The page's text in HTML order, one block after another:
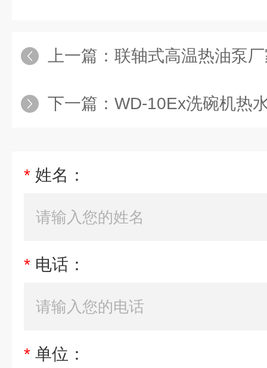
上一篇： 联轴式高温热油泵
下一篇： WD-10Ex洗碗机热
* 姓名：
* 电话：
* 单位：